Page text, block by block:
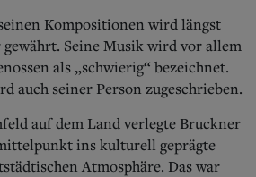
Kompositionen wird längst
Seine Musik wird vor allem
als „schwierig“ bezeichnet.
auch seiner Person zugeschrieben.
auf dem Land verlegte Bruckner
ins kulturell geprägte
Atmosphäre. Das war